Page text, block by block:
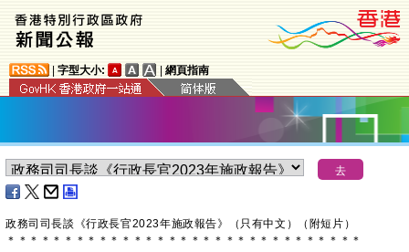
字型大小: 網頁指南
政務司司長談《行政長官2023年施政報告》（只有中文）（附短片）
＊ ＊ ＊ ＊ ＊ ＊ ＊ ＊ ＊ ＊ ＊ ＊ ＊ ＊ ＊ ＊ ＊ ＊ ＊ ＊ ＊ ＊ ＊ ＊ ＊ ＊ ＊ ＊ ＊ ＊ ＊